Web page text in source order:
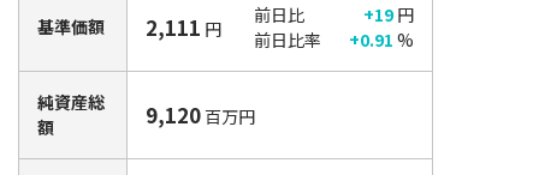
基準価額 2,111 円
前日比 +19 円
前日比率
+0.91 %
純資産総
額
9,120百万円